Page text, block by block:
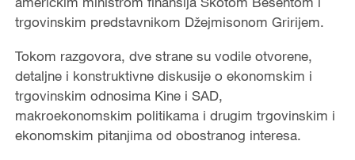
trgovinskim predstavnikom Džejmisonom Gririjem.
Tokom razgovora, dve strane su vodile otvorene,
detaljne i konstruktivne diskusije o ekonomskim i
trgovinskim odnosima Kine i SAD,
makroekonomskim politikama i drugim trgovinskim i
ekonomskim pitanjima od obostranog interesa.